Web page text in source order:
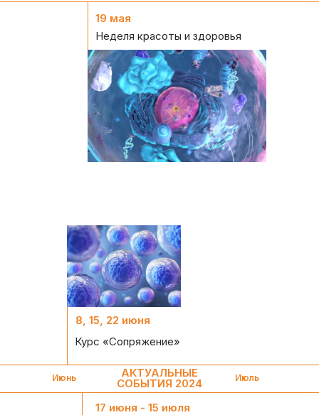
19 мая
Неделя красоты и здоровья
АКТУАЛЬНЫЕ
СОБЫТИЯ 2024
Июнь Июль
8, 15, 22 июня
Курс «Сопряжение»
17 июня - 15 июля